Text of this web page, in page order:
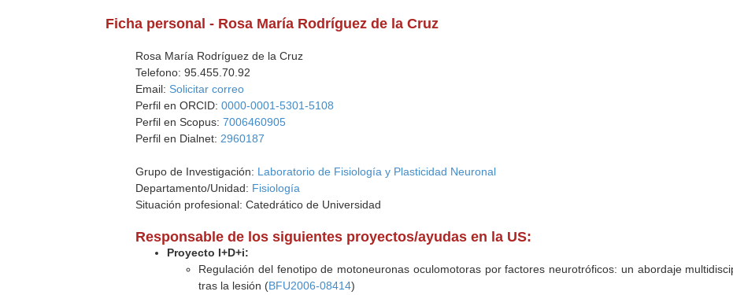
Ficha personal - Rosa María Rodríguez de la Cruz
Rosa María Rodríguez de la Cruz
Telefono: 95.455.70.92
Email: Solicitar correo
Perfil en ORCID:0000-0001-5301-5108
Perfil en Scopus:7006460905
Perfil en Dialnet: 2960187
Grupo de Investigación: Laboratorio de Fisiología y Plasticidad Neuronal
Departamento/Unidad: Fisiología
Situación profesional: Catedrático de Universidad
Responsable de los siguientes proyectos/ayudas en la US:
Proyecto I+D+i:
Regulación del fenotipo de motoneuronas oculomotoras por factores neurotróficos: un abordaje
tras la lesión (BFU2006-08414)